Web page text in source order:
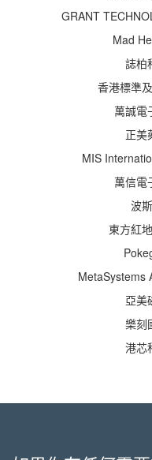
GRANT
Mad
誌柏
香港標準
萬誠電
正美
MIS
萬信電
波
東方紅
MetaSystems
亞美
樂刻
港芯